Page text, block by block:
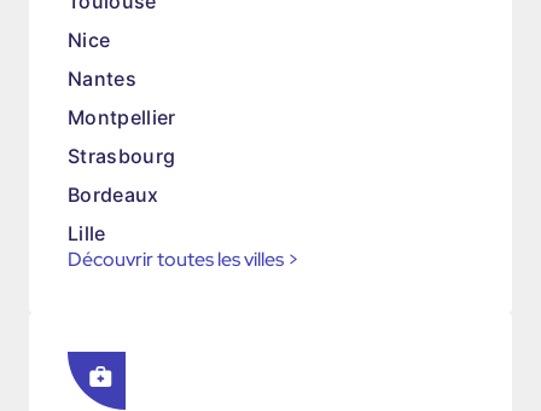
Nice
Nantes
Montpellier
Strasbourg
Bordeaux
Lille
Découvrir toutes les villes >